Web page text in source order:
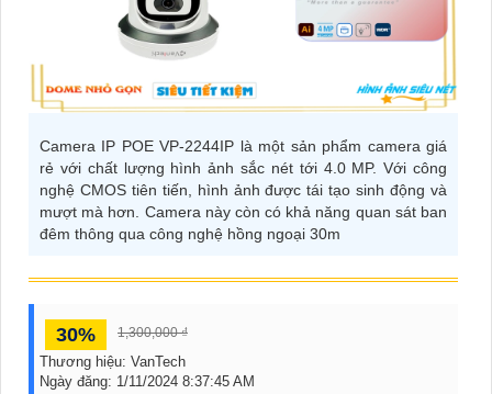
Camera IP POE VP-2244IP là một sản phẩm camera giá
rẻ với chất lượng hình ảnh sắc nét tới 4.0 MP. Với công
nghệ CMOS tiên tiến, hình ảnh được tái tạo sinh động và
mượt mà hơn. Camera này còn có khả năng quan sát ban
đêm thông qua công nghệ hồng ngoại 30m
30% 1,300,000 ₫
Thương hiệu: VanTech
Ngày đăng: 1/11/2024 8:37:45 AM